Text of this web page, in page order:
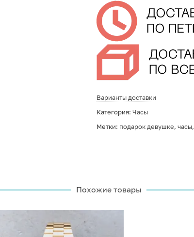
Варианты доставки
Категория: Часы
Метки: подарок девушке, часы,
Похожие товары